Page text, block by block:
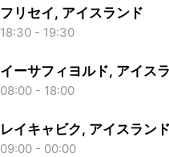
フリセイ, アイスランド
18:30 - 19:30
イーサフィヨルド, アイス
08:00 - 18:00
レイキャビク, アイスランド
09:00 - 00:00